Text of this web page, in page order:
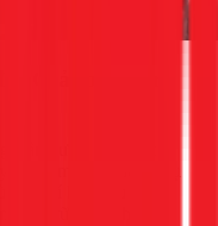
Giải pháp an
sân vườn hoặc kết
dựng một hệ thống trụ
phí ban đầu cao
bền vững và thuận